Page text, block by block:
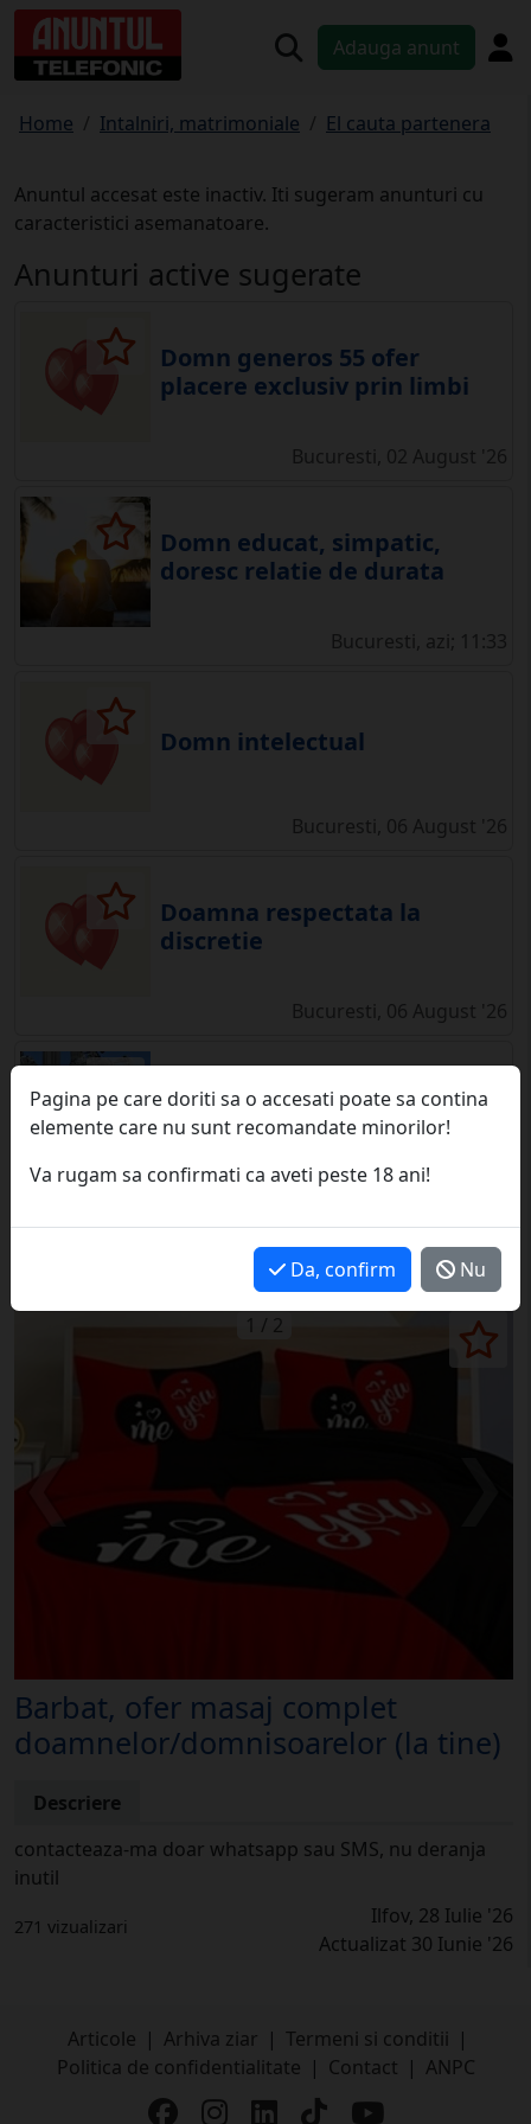
Adauga anunt
Home Intalniri, matrimoniale El cauta partenera
Anuntul accesat este inactiv. Iti sugeram anunturi cu
caracteristici asemanatoare.
Anunturi active sugerate
Domn generos 55 ofer
placere exclusiv prin limbi
Bucuresti, 02 August '26
Domn educat, simpatic,
doresc relatie de durata
Bucuresti, azi; 11:33
Domn intelectual
Bucuresti, 06 August '26
Doamna respectata la
discretie
Bucuresti, 06 August '26
Domn educat caut partenera
1 / 2
Barbat, ofer masaj complet
doamnelor/domnisoarelor (la tine)
Descriere
contacteaza-ma doar whatsapp sau SMS, nu deranja
inutil
271 vizualizari
Ilfov, 28 Iulie '26
Actualizat 30 Iunie '26
Pagina pe care doriti sa o accesati poate sa contina
elemente care nu sunt recomandate minorilor!
Va rugam sa confirmati ca aveti peste 18 ani!
Da, confirm Nu
Articole | Arhiva ziar | Termeni si conditii
|
Politica de confidentialitate | Contact | ANPC